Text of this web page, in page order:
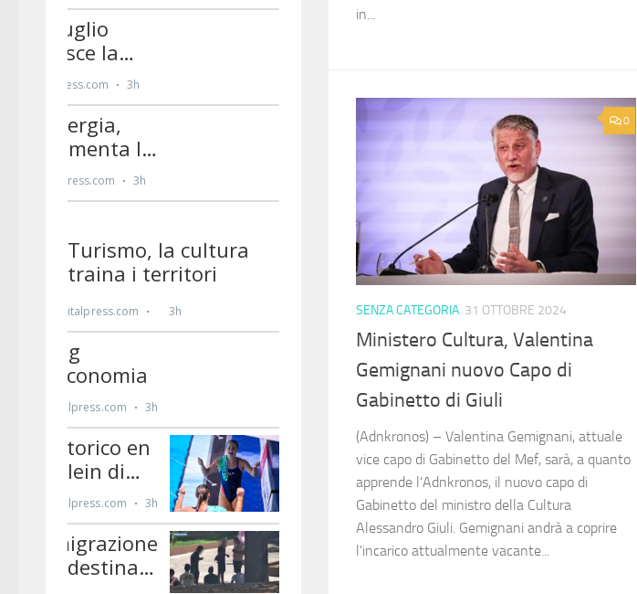
in...
0
SENZA CATEGORIA 31 OTTOBRE 2024
Ministero Cultura, Valentina
Gemignani nuovo Capo di
Gabinetto di Giuli
(Adnkronos) – Valentina Gemignani, attuale
vice capo di Gabinetto del Mef, sarà, a quanto
apprende l'Adnkronos, il nuovo capo di
Gabinetto del ministro della Cultura
Alessandro Giuli. Gemignani andrà a coprire
l'incarico attualmente vacante...